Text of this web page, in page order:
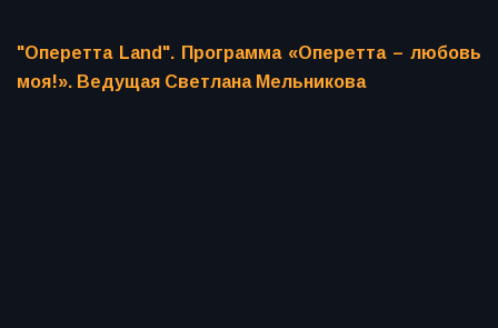
"Оперетта Land". Программа «Оперетта – любовь
моя!». Ведущая Светлана Мельникова